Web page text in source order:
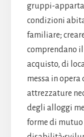
gruppi-
condizioni
familiare;
comprendano
acquisto, di
messa in
attrezzature
degli alloggi
forme di mutuo